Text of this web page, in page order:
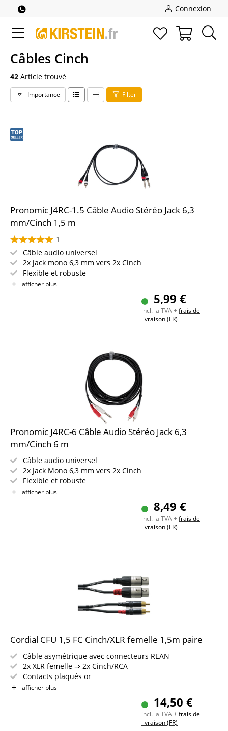
Connexion
Câbles Cinch
42 Article trouvé
Importance Filter
Pronomic J4RC-1.5 Câble Audio Stéréo Jack 6,3
mm/Cinch 1,5 m
1
Câble audio universel
2x jack mono 6,3 mm vers 2x Cinch
Flexible et robuste
Transmission claire
afficher plus
5,99 €
incl. la TVA +frais de
livraison (FR)
Pronomic J4RC-6 Câble Audio Stéréo Jack 6,3
mm/Cinch 6 m
Câble audio universel
2x Jack Mono 6,3 mm vers 2x Cinch
Flexible et robuste
Transmission propre
afficher plus
8,49 €
incl. la TVA +frais de
livraison (FR)
Cordial CFU 1,5 FC Cinch/XLR femelle 1,5m paire
Câble asymétrique avec connecteurs REAN
2x XLR femelle ⇒ 2x Cinch/RCA
Contacts plaqués or
Longueur : 1,5m
afficher plus
14,50 €
incl. la TVA +frais de
livraison (FR)